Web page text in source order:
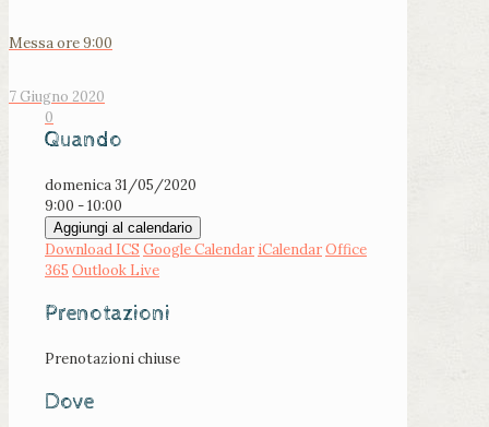
Messa ore 9:00
7 Giugno 2020
0
Quando
domenica 31/05/2020
9:00 - 10:00
Aggiungi al calendario
Download ICS Google Calendar iCalendarOffice
365 Outlook Live
Prenotazioni
Prenotazioni chiuse
Dove